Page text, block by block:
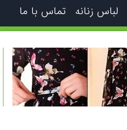
لباس زنانه تماس با ما